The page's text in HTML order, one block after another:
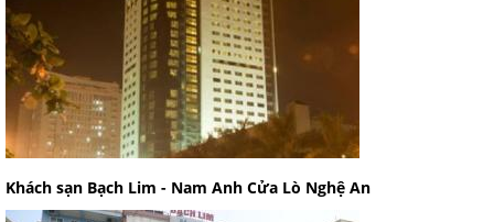
Khách sạn Bạch Lim - Nam Anh Cửa Lò Nghệ An